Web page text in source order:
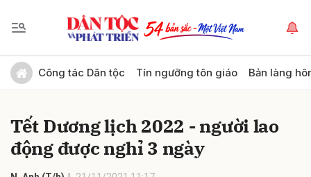
Công tác Dân tộc Tín ngưỡng tôn giáo Bản làng
Tết Dương lịch 2022 - người lao
động được nghỉ 3 ngày
Gửi bình luận